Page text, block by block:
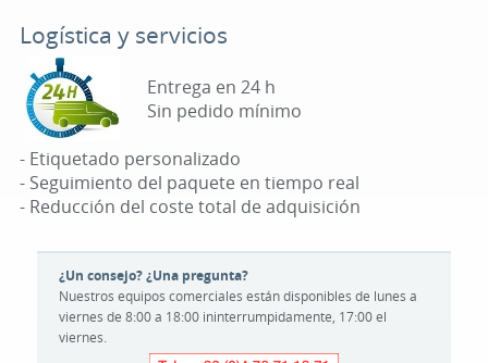
Logística y servicios
Entrega en 24 h
Sin pedido mínimo
- Etiquetado personalizado
- Seguimiento del paquete en tiempo real
- Reducción del coste total de adquisición
¿Un consejo? ¿Una pregunta?
Nuestros equipos comerciales están disponibles de lunes a
viernes de 8:00 a 18:00 ininterrumpidamente, 17:00 el
viernes.